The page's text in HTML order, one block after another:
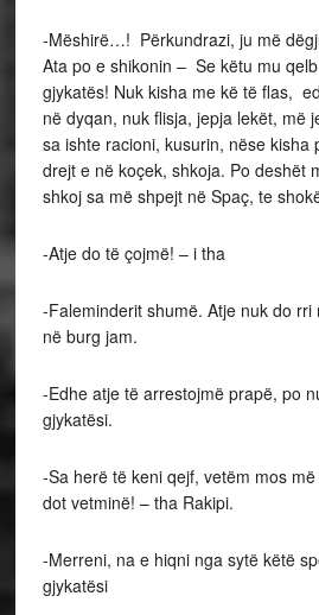
-Mëshirë…! Përkundrazi, ju më
Ata po e shikonin – Se këtu mu
gjykatës! Nuk kisha me kë të flas,
në dyqan, nuk flisja, jepja lekët, më
sa ishte racioni, kusurin, nëse kisha
drejt e në koçek, shkoja. Po deshët
shkoj sa më shpejt në Spaç, te
-Atje do të çojmë! – i tha
-Faleminderit shumë. Atje nuk do
në burg jam.
-Edhe atje të arrestojmë prapë, po
gjykatësi.
-Sa herë të keni qejf, vetëm mos
dot vetminë! – tha Rakipi.
-Merreni, na e hiqni nga sytë këtë
gjykatësi